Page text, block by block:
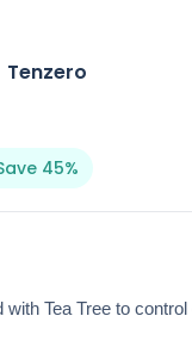
Tenzero
45%
Tea Tree to